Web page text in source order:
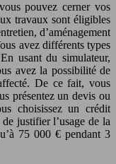
pouvez cerner vos
travaux sont éligibles
d’aménagement
avez différents types
usant du simulateur,
avez la possibilité de
De ce fait, vous
présentez un devis ou
choisissez un crédit
de justifier l’usage de la
75 000 € pendant 3